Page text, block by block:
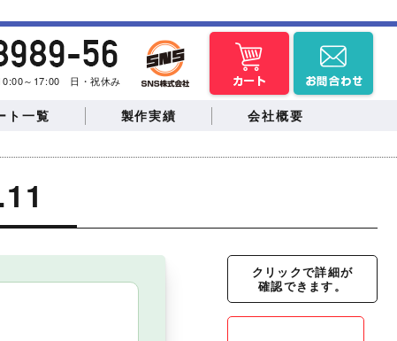
～17:00 日・祝休み
のぼり・スウィング
物産展など
ト一覧 製作実績 会社概要
クリックで詳細が
確認できます。